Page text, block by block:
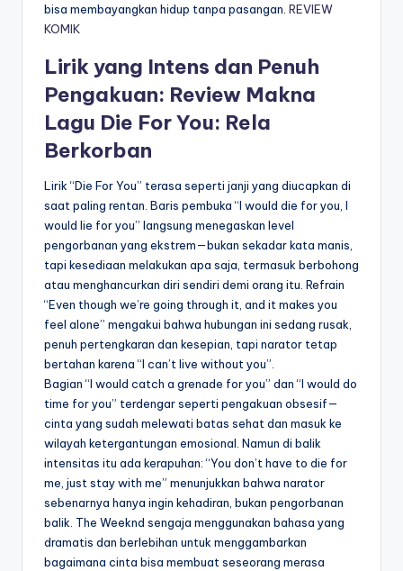
bisa membayangkan hidup tanpa pasangan. REVIEW
KOMIK
Lirik yang Intens dan Penuh
Pengakuan: Review Makna
Lagu Die For You: Rela
Berkorban
Lirik “Die For You” terasa seperti janji yang diucapkan di
saat paling rentan. Baris pembuka “I would die for you, I
would lie for you” langsung menegaskan level
pengorbanan yang ekstrem—bukan sekadar kata manis,
tapi kesediaan melakukan apa saja, termasuk berbohong
atau menghancurkan diri sendiri demi orang itu. Refrain
“Even though we’re going through it, and it makes you
feel alone” mengakui bahwa hubungan ini sedang rusak,
penuh pertengkaran dan kesepian, tapi narator tetap
bertahan karena “I can’t live without you”.
Bagian “I would catch a grenade for you” dan “I would do
time for you” terdengar seperti pengakuan obsesif—
cinta yang sudah melewati batas sehat dan masuk ke
wilayah ketergantungan emosional. Namun di balik
intensitas itu ada kerapuhan: “You don’t have to die for
me, just stay with me” menunjukkan bahwa narator
sebenarnya hanya ingin kehadiran, bukan pengorbanan
balik. The Weeknd sengaja menggunakan bahasa yang
dramatis dan berlebihan untuk menggambarkan
bagaimana cinta bisa membuat seseorang merasa